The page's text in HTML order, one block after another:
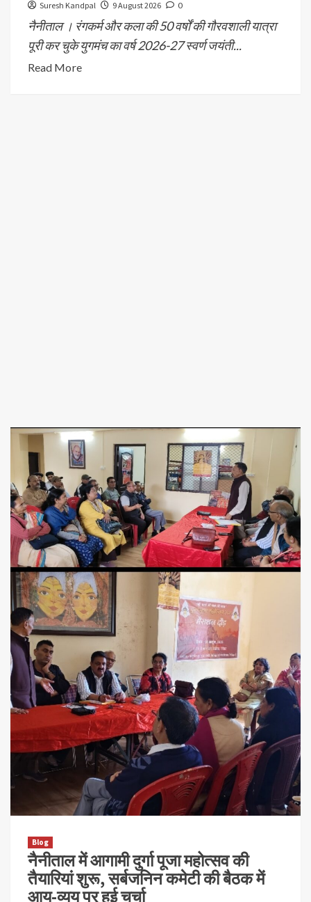
Suresh Kandpal 9 August 2026 0
नैनीताल । रंगकर्म और कला की 50 वर्षों की गौरवशाली यात्रा
पूरी कर चुके युगमंच का वर्ष 2026-27 स्वर्ण जयंती...
Read More
Blog
नैनीताल में आगामी दुर्गा पूजा महोत्सव की
तैयारियां शुरू, सर्बजनिन कमेटी की बैठक में
आय-व्यय पर हुई चर्चा